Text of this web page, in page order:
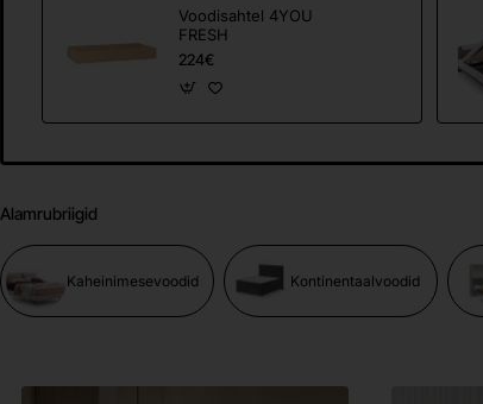
Voodisahtel 4YOU
FRESH
224€
Alamrubriigid
Kaheinimesevoodid Kontinentaalvoodid